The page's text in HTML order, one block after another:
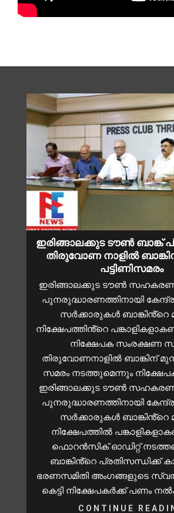
ഇരിങ്ങാലക്കുട ടൗൺ ബാങ്ക്
തിരുവോണ നാളിൽ
പട്ടിണിസമരം
ഇരിങ്ങാലക്കുട ടൗൺ സഹകരണ
പുനരുദ്ധാരണത്തിനായി
സർക്കാരുകൾ
നിക്ഷേപത്തിൻ്റെ
നിക്ഷേപക സംരക്ഷണ
തിരുവോണനാളിൽ ബാങ്കിന്
സമരം നടത്തുമെന്നും
ഇരിങ്ങാലക്കുട ടൗൺ സഹകരണ
പുനരുദ്ധാരണത്തിനായി
സർക്കാരുകൾ
നിക്ഷേപത്തിൽ
ഫൊറൻസിക് ഓഡിറ്റ്
ബാങ്കിൻ്റെ പ്രതിസന്ധിക്ക്
ഭരണസമിതി അംഗങ്ങളുടെ
കെട്ടി നിക്ഷേപകർക്ക് പണം
CONTINUE